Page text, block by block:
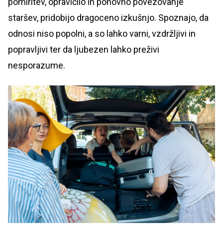
staršev, pridobijo dragoceno izkušnjo. Spoznajo, da
odnosi niso popolni, a so lahko varni, vzdržljivi in
popravljivi ter da ljubezen lahko preživi
nesporazume.